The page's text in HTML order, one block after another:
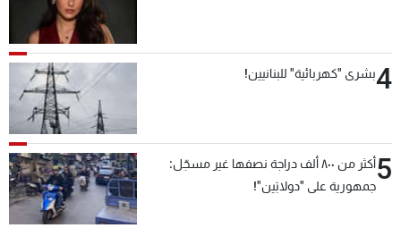
4بشرى "كهربائية" للبنانيين!
5
أكثر من ٨٠٠ ألف دراجة نصفها غير مسجّل:
جمهورية على "دولابَين"!